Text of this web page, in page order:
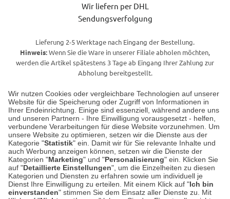
Wir nutzen Cookies oder vergleichbare Technologien auf unserer
Website für die Speicherung oder Zugriff von Informationen in
Ihrer Endeinrichtung. Einige sind essenziell, während andere uns
und unseren Partnern - Ihre Einwilligung vorausgesetzt - helfen,
verbundene Verarbeitungen für diese Website vorzunehmen. Um
unsere Website zu optimieren, setzen wir die Dienste aus der
Kategorie "Statistik" ein. Damit wir für Sie relevante Inhalte und
auch Werbung anzeigen können, setzen wir die Dienste der
Kategorien "Marketing" und "Personalisierung" ein. Klicken Sie
auf "Detaillierte Einstellungen", um die Einzelheiten zu diesen
Kategorien und Diensten zu erfahren sowie um individuell je
Dienst Ihre Einwilligung zu erteilen. Mit einem Klick auf "Ich bin
einverstanden" stimmen Sie dem Einsatz aller Dienste zu. Mit
Wir liefern per DHL
Sendungsverfolgung
Lieferung 2-5 Werktage nach Eingang der Bestellung.
Hinweis:Wenn Sie die Ware in unserer Filiale abholen möchten,
werden die Artikel spätestens 3 Tage ab Eingang Ihrer Zahlung zur
Abholung bereitgestellt.
Unser Geschäft in Meckenheim
Auf dem Steinbüchel 6
53340 Meckenheim
Montag bis Samstag 9:00 Uhr bis 18:00 Uhr
weitere Information